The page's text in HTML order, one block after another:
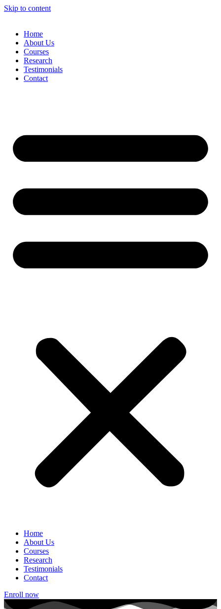
Skip to content
Home
About Us
Courses
Research
Testimonials
Contact
Home
About Us
Courses
Research
Testimonials
Contact
Enroll now